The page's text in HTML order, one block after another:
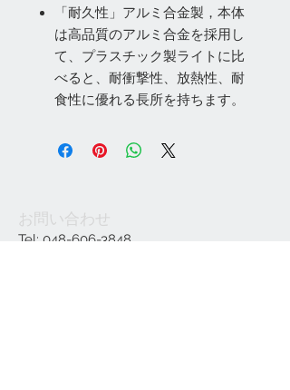
「耐久性」アルミ合金製，本体
は高品質のアルミ合金を採用し
て、プラスチック製ライトに比
べると、耐衝撃性、放熱性、耐
食性に優れる長所を持ちます。
お問い合わせ
Tel: 048-606-3848